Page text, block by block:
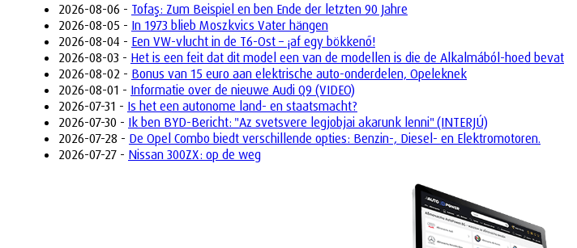
2026-08-06 - Tofaş: Zum Beispiel en ben Ende der letzten 90 Jahre
2026-08-05 - In 1973 blieb Moszkvics Vater hängen
2026-08-04 - Een VW-vlucht in de T6-Ost – ¡af egy bökkenő!
2026-08-03 - Het is een feit dat dit model een van de modellen is die de Alkalmából-hoed bevat
2026-08-02 - Bonus van 15 euro aan elektrische auto-onderdelen, Opeleknek
2026-08-01 - Informatie over de nieuwe Audi Q9 (VIDEO)
2026-07-31 - Is het een autonome land- en staatsmacht?
2026-07-30 - Ik ben BYD-Bericht: "Az svetsvere legjobjai akarunk lenni" (INTERJÚ)
2026-07-28 - De Opel Combo biedt verschillende opties: Benzin-, Diesel- en Elektromotoren.
2026-07-27 - Nissan 300ZX: op de weg